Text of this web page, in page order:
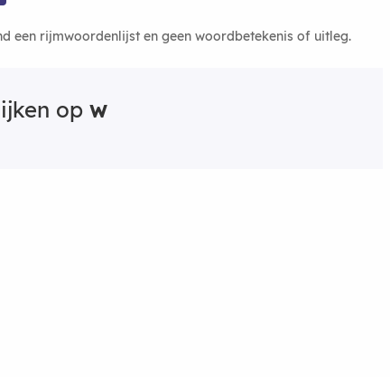
een rijmwoordenlijst en geen woordbetekenis of uitleg.
op w